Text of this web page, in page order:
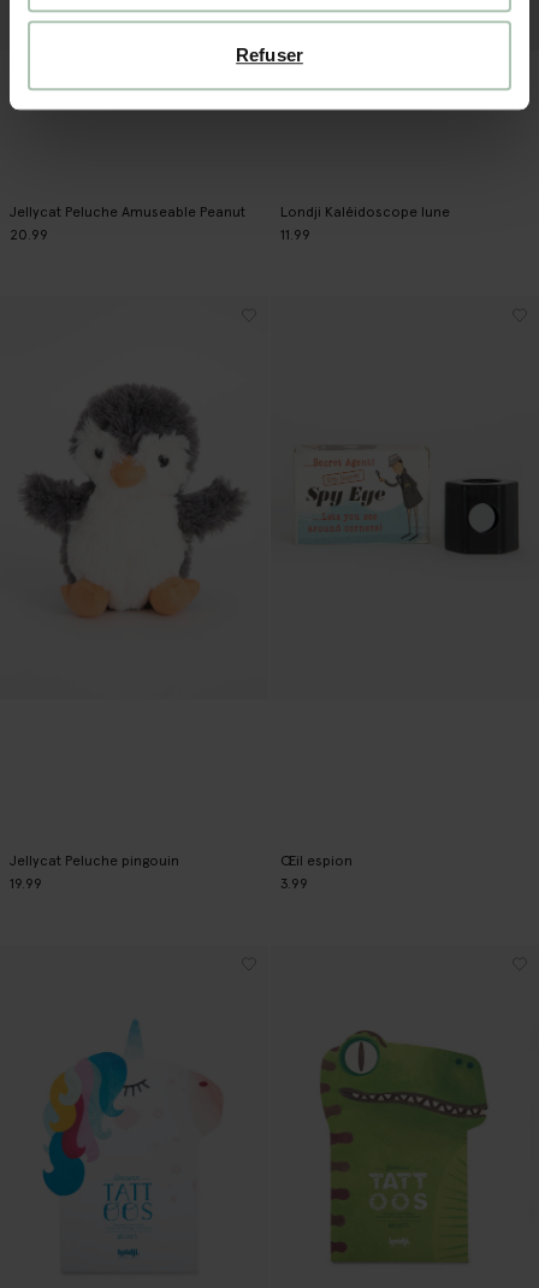
Refuser
Jellycat Peluche Amuseable Peanut
20.99
Londji Kaléidoscope lune
11.99
Jellycat Peluche pingouin
19.99
Œil espion
3.99